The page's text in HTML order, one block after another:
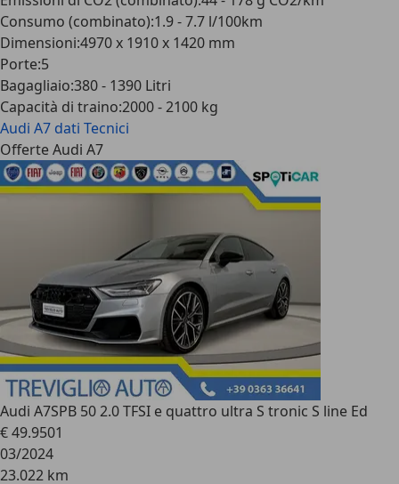
Consumo (combinato):1.9 - 7.7 l/100km
Dimensioni:4970 x 1910 x 1420 mm
Porte:5
Bagagliaio:380 - 1390 Litri
Capacità di traino:2000 - 2100 kg
Audi A7 dati Tecnici
Offerte Audi A7
Audi A7SPB 50 2.0 TFSI e quattro ultra S tronic S line Ed
€ 49.9501
03/2024
23.022 km